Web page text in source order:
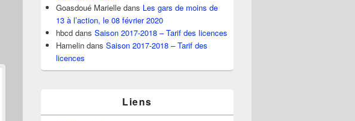
Goasdoué Marielle dans Les gars de moins de
13 à l’action, le 08 février 2020
hbcd dans Saison 2017-2018 – Tarif des licences
Hamelin dans Saison 2017-2018 – Tarif des
licences
Liens